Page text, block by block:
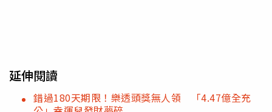
延伸閱讀
錯過180天期限！樂透頭獎無人領 「4.47億全充